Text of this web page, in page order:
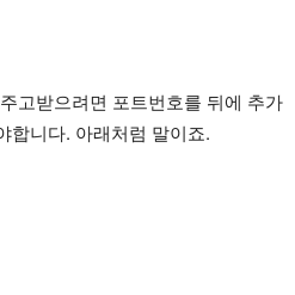
고받으려면 포트번호를 뒤에 추가
합니다. 아래처럼 말이죠.